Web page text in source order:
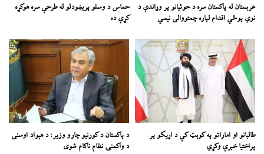
عربستان له پاکستان سره د حوثیانو پر وړاندې د
نوي پوځي اقدام لپاره چمتووالی نیسي
حماس د وسلو پرېښودلو له طرحې سره هوکړه
کړې ده
طالبانو او اماراتو په کوېټ کې د اړیکو پر
پراختیا خبرې وکړي
د پاکستان د کورنیو چارو وزیر: د هېواد اوسنی
د واکمنۍ نظام ناکام شوی